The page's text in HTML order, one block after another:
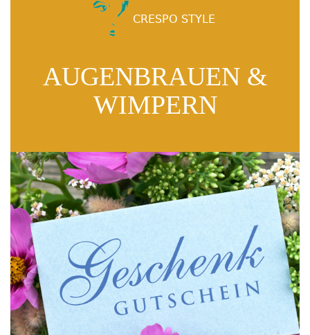
AUGENBRAUEN &
WIMPERN